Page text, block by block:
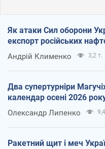
Як атаки Сил оборони
експорт російських
Андрій Клименко 3,2 т.
Два супертурніри
календар осені 2026
Олександр Липенко
Ракетний щит і меч